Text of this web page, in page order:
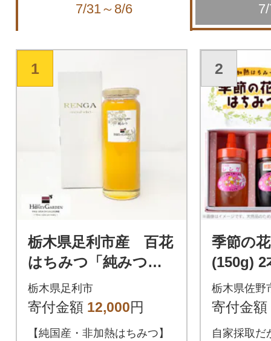
7/31～8/6
1
栃木県足利市産 百花
はちみつ「純みつ」2
80g
栃木県足利市
寄付金額 12,000円
【純国産・非加熱はちみつ】
2
季節の
(150g)
栃木県佐野
寄付金額
自家採取だ